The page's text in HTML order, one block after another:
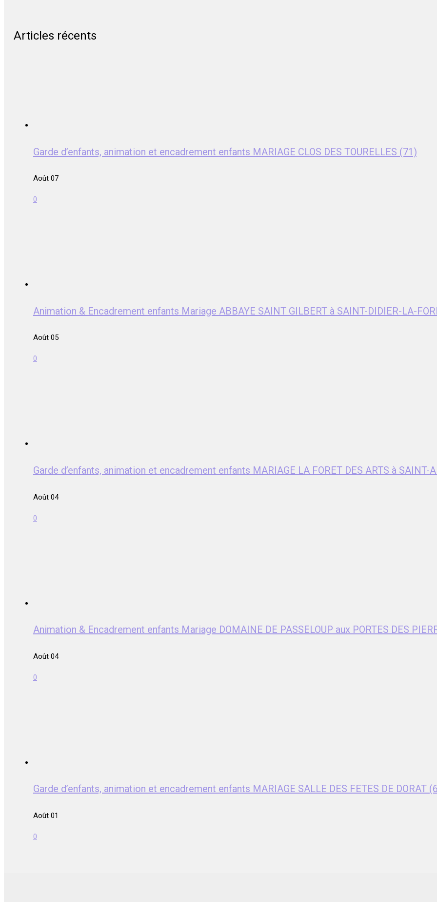
Articles récents
Garde d’enfants, animation et encadrement enfants MARIAGE CLOS DES TOURELLES (71)
Août 07
0
Animation & Encadrement enfants Mariage ABBAYE SAINT GILBERT à SAINT-DIDIER-LA-
Août 05
0
Garde d’enfants, animation et encadrement enfants MARIAGE LA FORET DES ARTS à SAINT-
Août 04
0
Animation & Encadrement enfants Mariage DOMAINE DE PASSELOUP aux PORTES DES
Août 04
0
Garde d’enfants, animation et encadrement enfants MARIAGE SALLE DES FETES DE DORAT
Août 01
0